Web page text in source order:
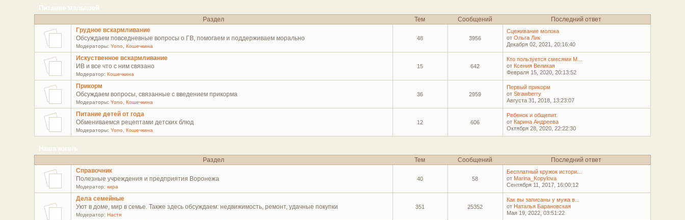
Питание малышей
Раздел Тем Сообщений
Последний ответ
Грудное вскармливание
Обсуждаем повседневные вопросы о ГВ, помогаем и поддерживаем морально
Модераторы: Yono, Кошечкина
48 3956
Сцеживание молока
отОльга Лик
Декабря 02, 2021, 20:16:40
Искуственное вскармливание
ИВ и все что с ним связано
Модератор: Кошечкина
15 642
Кто пользуется смесями М...
от Ксения Великая
Февраля 15, 2020, 20:13:52
Прикорм
Обсуждаем вопросы, связанные с введением прикорма
Модераторы: Yono, Кошечкина
36 2959
Первый прикорм
отStrawberry
Августа 31, 2018, 13:23:07
Питание детей от года
Обмениваемся рецептами детских блюд
Модераторы: Yono, Кошечкина
12 606
Ребенок и общепит.
от Карина Андреева
Октября 28, 2020, 22:22:30
Наша жизнь
Раздел Тем Сообщений
Последний ответ
Справочник
Полезные учреждения и предприятия Воронежа
Модератор: кира
40 58
Бесплатный кружок истори...
от Marina_Kopylova
Сентября 11, 2017, 16:00:12
Дела семейные
Уют в доме, мир в семье. Также здесь обсуждаем: недвижимость, ремонт, удачные покупки
Модератор: Настя
351 25352
Как вы записаны у мужа в...
от Наталья Барановская
Мая 19, 2022, 03:51:22